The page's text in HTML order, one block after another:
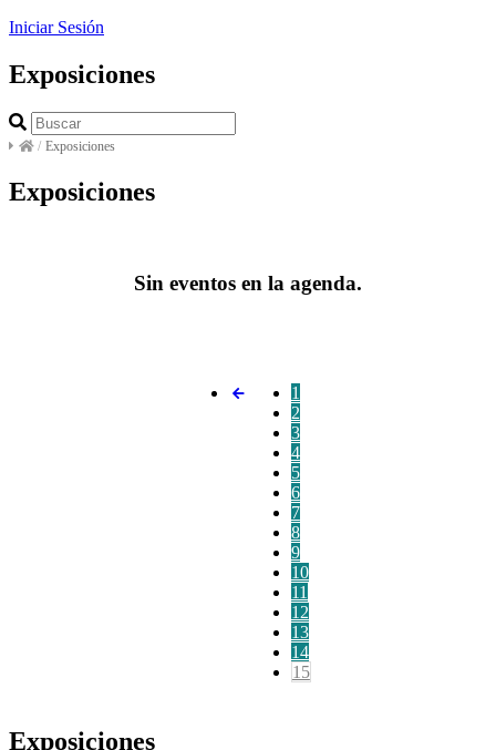
Iniciar Sesión
Exposiciones
/ Exposiciones
Exposiciones
Sin eventos en la agenda.
1
2
3
4
5
6
7
8
9
10
11
12
13
14
15
Exposiciones